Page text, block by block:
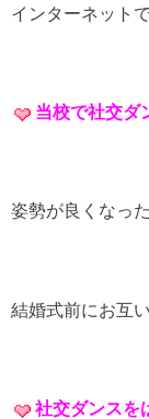
インターネット
当校で社交ダ
姿勢が良くなった
結婚式前にお互
社交ダンスを